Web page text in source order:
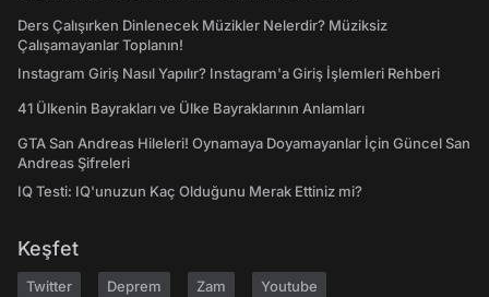
Ders Çalışırken Dinlenecek Müzikler Nelerdir? Müziksiz
Çalışamayanlar Toplanın!
Instagram Giriş Nasıl Yapılır? Instagram'a Giriş İşlemleri Rehberi
41 Ülkenin Bayrakları ve Ülke Bayraklarının Anlamları
GTA San Andreas Hileleri! Oynamaya Doyamayanlar İçin Güncel San
Andreas Şifreleri
IQ Testi: IQ'unuzun Kaç Olduğunu Merak Ettiniz mi?
Keşfet
Twitter Deprem Zam Youtube